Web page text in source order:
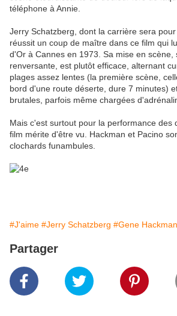
téléphone à Annie.
Jerry Schatzberg, dont la carrière sera
réussit un coup de maître dans ce film qui
d'Or à Cannes en 1973. Sa mise en scène,
renversante, est plutôt efficace, alternant
plages assez lentes (la première scène,
bord d'une route déserte, dure 7 minutes)
brutales, parfois même chargées
Mais c'est surtout pour la performance des
film mérite d'être vu. Hackman et Pacino
clochards funambules.
#J'aime #Jerry Schatzberg #Gene Hackman
Partager